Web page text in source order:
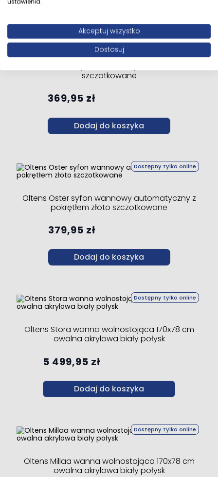
Dostępny tylko online
szczotkowane
369,95 zł
Dodaj do koszyka
Dostępny tylko online
Oltens Oster syfon wannowy automatyczny z
pokrętłem złoto szczotkowane
379,95 zł
Dodaj do koszyka
Dostępny tylko online
Oltens Stora wanna wolnostojąca 170x78 cm
owalna akrylowa biały połysk
5 499,95 zł
Dodaj do koszyka
Dostępny tylko online
Oltens Millaa wanna wolnostojąca 170x78 cm
owalna akrylowa biały połysk
Akceptuj wszystko
Dostosuj